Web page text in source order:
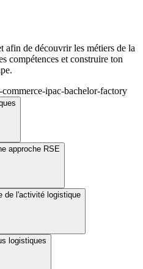
afin de découvrir les métiers de la
compétences et construire ton
approche RSE
de l'activité logistique
logistiques